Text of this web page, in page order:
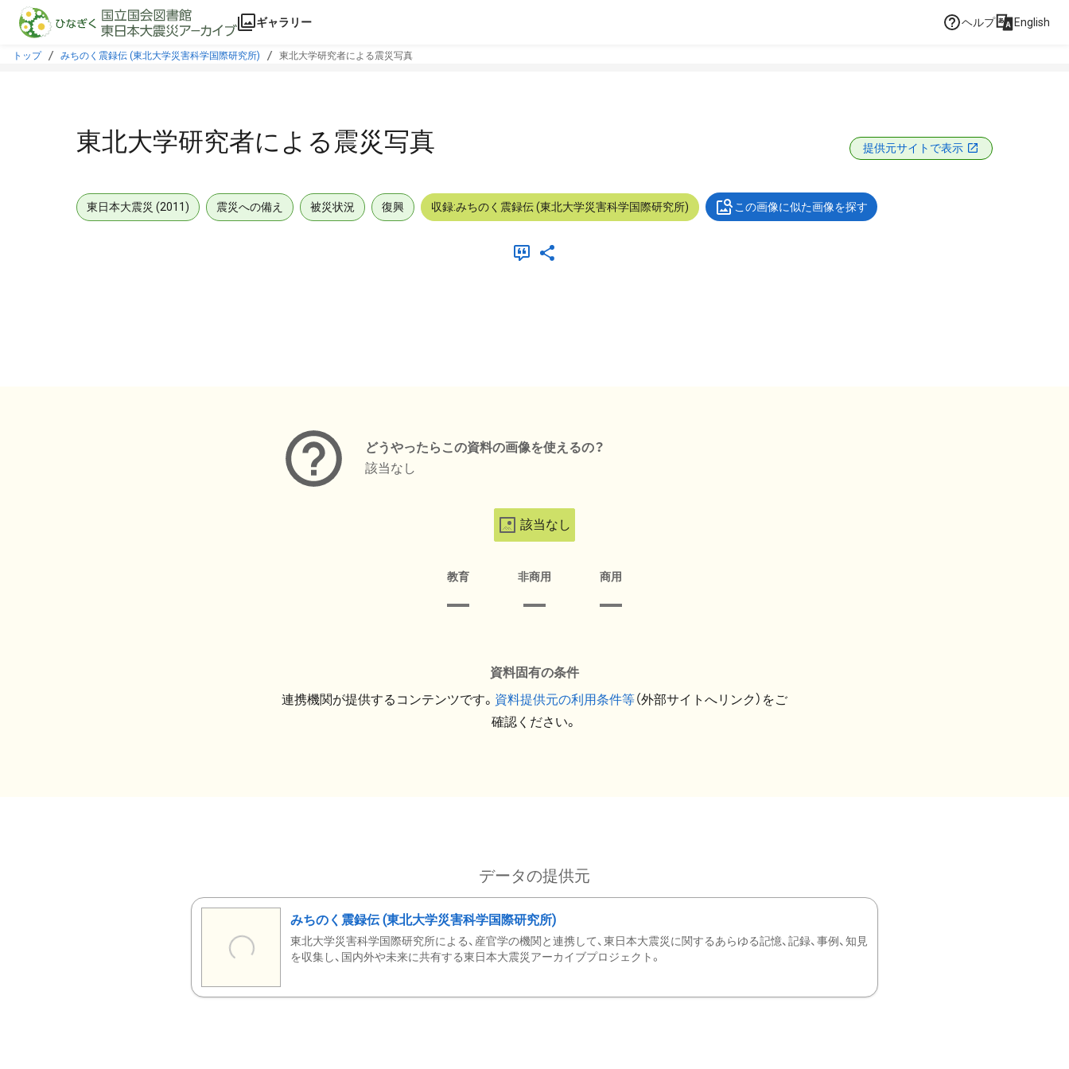
本文に飛ぶ
ギャラリー ヘルプ English
トップ みちのく震録伝 (東北大学災害科学国際研究所) 東北大学研究者による震災写真
東北大学研究者による震災写真 提供元サイトで表示
東日本大震災 (2011) 震災への備え 被災状況 復興 収録:みちのく震録伝 (東北大学災害科学国際研究所) この画像に似た画像を探す
どうやったらこの資料の画像を使えるの？
該当なし
該当なし
教育 非商用 商用
資料固有の条件
連携機関が提供するコンテンツです。 資料提供元の利用条件等（外部サイトへリンク）をご
確認ください。
データの提供元
みちのく震録伝 (東北大学災害科学国際研究所)
東北大学災害科学国際研究所による、産官学の機関と連携して、東日本大震災に関するあらゆる記憶、記録、事例、知見
を収集し、国内外や未来に共有する東日本大震災アーカイブプロジェクト。